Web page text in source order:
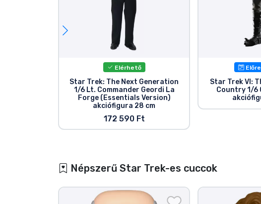
Elérhető
Star Trek: The Next Generation
1/6 Lt. Commander Geordi La
Forge (Essentials Version)
akciófigura 28 cm
172 590 Ft
Star Trek VI:
Country 1/6
Népszerű Star Trek-es cuccok